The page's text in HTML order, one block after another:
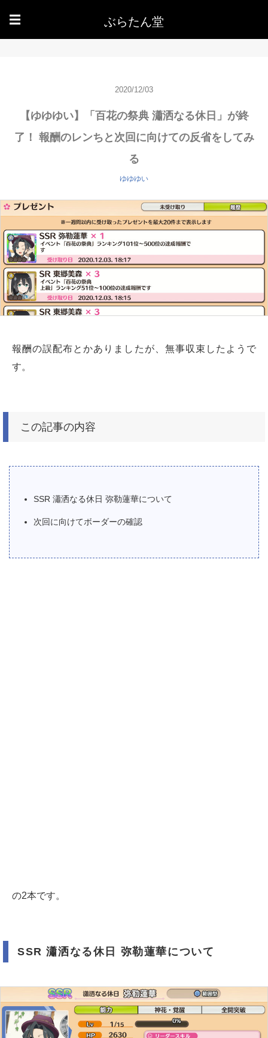
☰ ぶらたん堂
2020/12/03
【ゆゆゆい】「百花の祭典 瀟洒なる休日」が終
了！ 報酬のレンちと次回に向けての反省をしてみ
る
ゆゆゆい
報酬の誤配布とかありましたが、無事収束したようで
す。
この記事の内容
SSR 瀟洒なる休日 弥勒蓮華について
次回に向けてボーダーの確認
の2本です。
SSR 瀟洒なる休日 弥勒蓮華について